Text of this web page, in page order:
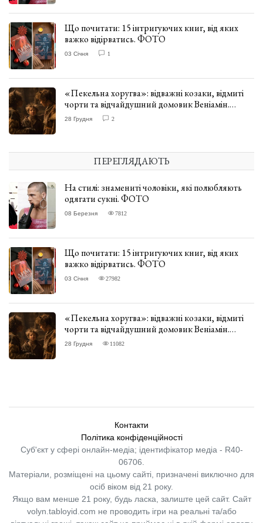
Що почитати: 15 інтригуючих книг, від яких
важко відірватись. ФОТО
03 Січня 1
«Пекельна хоругва»: відважні козаки, відмиті
чорти та відчайдушний домовик Веніамін.
ВІДГУК
28 Грудня 2
ПЕРЕГЛЯДАЮТЬ
На стилі: знамениті чоловіки, які полюбляють
одягати сукні. ФОТО
08 Березня 7812
Що почитати: 15 інтригуючих книг, від яких
важко відірватись. ФОТО
03 Січня 27982
«Пекельна хоругва»: відважні козаки, відмиті
чорти та відчайдушний домовик Веніамін.
ВІДГУК
28 Грудня 11082
Контакти
Політика конфіденційності
Суб'єкт у сфері онлайн-медіа; ідентифікатор медіа - R40-
06706.
Матеріали, розміщені на цьому сайті, призначені виключно для
осіб віком від 21 року.
Якщо вам менше 21 року, будь ласка, залиште цей сайт. Сайт
volyn.tabloyid.com не проводить ігри на реальні та/або